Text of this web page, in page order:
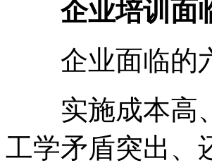
企业培训面
企业面临的
实施成本高、
工学矛盾突出、